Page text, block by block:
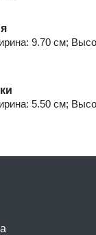
9.70 см;
5.50 см;